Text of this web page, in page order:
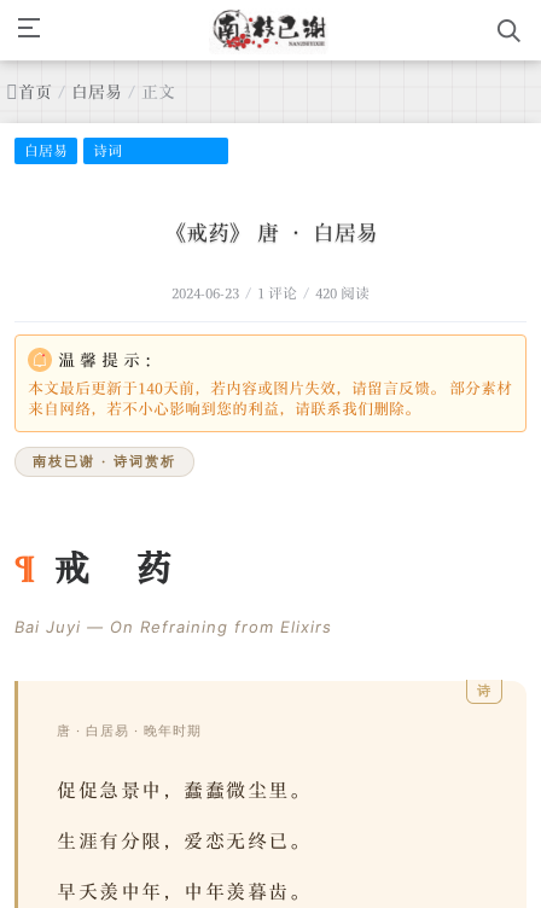
首页 / 白居易 / 正文
白居易 诗词
《戒药》 唐 · 白居易
2024-06-23 / 1 评论 / 420 阅读
温馨提示：
本文最后更新于140天前，若内容或图片失效，请留言反馈。 部分素材
来自网络，若不小心影响到您的利益，请联系我们删除。
南枝已谢 · 诗词赏析
戒 药
Bai Juyi — On Refraining from Elixirs
唐 · 白居易 · 晚年时期
促促急景中，蠢蠢微尘里。
生涯有分限，爱恋无终已。
早夭羡中年，中年羡暮齿。